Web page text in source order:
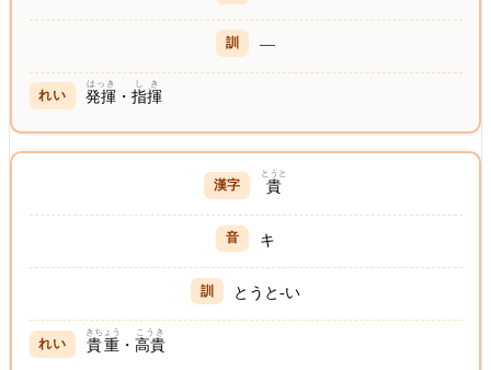
—
発揮
はっき
・指揮
しき
貴
とうと
キ
とうと-い
貴重
きちょう
・高貴
こうき